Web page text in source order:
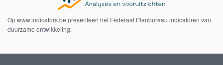
Op www.indicators.be presenteert het Federaal Planbureau indicatoren van
duurzame ontwikkeling.